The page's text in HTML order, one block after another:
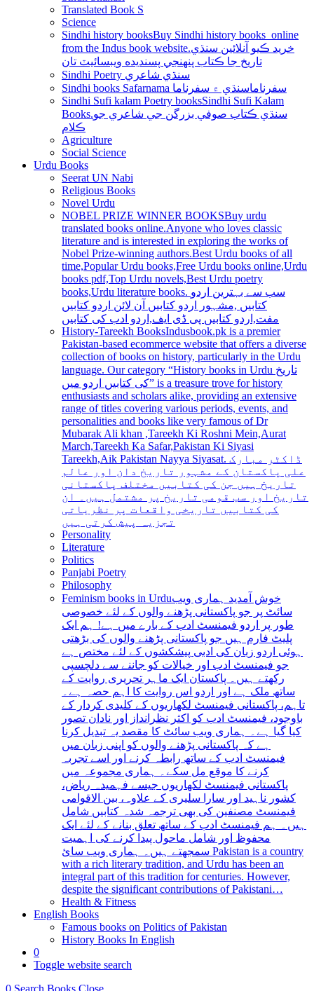
Translated Book S
Science
Sindhi history booksBuy Sindhi history books online
from the Indus book website.خريد ڪيو آنلائين سنڌي
تاريخ جا ڪتاب پنھنجي پسنديده ويبسائيٽ تان
Sindhi Poetry سنڌي شاعري
Sindhi books Safarnama سفرناماسنڌي ۾ سفرناما
Sindhi Sufi kalam Poetry booksSindhi Sufi Kalam
Books.سنڌي ڪتاب صوفي بزرگن جي شاعري جو
ڪلام
Agriculture
Social Science
Urdu Books
Seerat UN Nabi
Religious Books
Novel Urdu
NOBEL PRIZE WINNER BOOKSBuy urdu
translated books online.Anyone who loves classic
literature and is interested in exploring the works of
Nobel Prize-winning authors.Best Urdu books of all
time,Popular Urdu books,Free Urdu books online,Urdu
books pdf,Top Urdu novels,Best Urdu poetry
books,Urdu literature books. سب سے بہترین اردو
کتابیں ,مشہور اردو کتابیں آن لائن اردو کتابیں
مفت,اردو کتابیں پی ڈی ایف,اردو ادب کی کتابیں
History-Tareekh BooksIndusbook.pk is a premier
Pakistan-based ecommerce website that offers a diverse
collection of books on history, particularly in the Urdu
language. Our category “History books in Urdu تاریخ
کی کتابیں اردو میں” is a treasure trove for history
enthusiasts and scholars alike, providing an extensive
range of titles covering various periods, events, and
personalities and books like very famous of Dr
Mubarak Ali khan ,Tareekh Ki Roshni Mein,Aurat
March,Tareekh Ka Safar,Pakistan Ki Siyasi
Tareekh,Aik Pakistan Nayya Siyasat. ڈاکٹر مبارک
علی پاکستان کے مشہور تاریخ دان اور عالم
تاریخ ہیں جن کی کتابیں مختلف پاکستانی
تاریخ اور سب قومی تاریخ پر مشتمل ہیں۔ ان
کی کتابیں تاریخی واقعات پر نظریاتی
تجزیہ پیش کرتی ہیں
Personality
Literature
Politics
Panjabi Poetry
Philosophy
Feminism books in Urduخوش آمدید ہماری ویب
سائٹ پر جو پاکستانی پڑھنے والوں کے لئے خصوصی
طور پر اردو فیمنسٹ ادب کے بارے میں ہے! ہم ایک
پلیٹ فارم ہیں جو پاکستانی پڑھنے والوں کی بڑھتی
ہوئی اردو زبان کی ادبی پیشکشوں کے لئے مختص ہے
جو فیمنسٹ ادب اور خیالات کو جاننے سے دلچسپی
رکھتے ہیں۔ پاکستان ایک ماہر تحریری روایت کے
ساتھ ملک ہے اور اردو اس روایت کا اہم حصہ ہے۔
تاہم، پاکستانی فیمنسٹ لکھاریوں کے کلیدی کردار کے
باوجود، فیمنسٹ ادب کو اکثر نظرانداز اور نادان تصور
کیا گیا ہے۔ ہماری ویب سائٹ کا مقصد یہ تبدیل کرنا
ہے کہ پاکستانی پڑھنے والوں کو اپنی زبان میں
فیمنسٹ ادب کے ساتھ رابطہ کرنے اور اسے تجربہ
کرنے کا موقع مل سکے۔ ہماری مجموعہ میں
پاکستانی فیمنسٹ لکھاریوں جیسے فہمیدہ ریاض،
کشور ناہید اور سارا سلیری کے علاوہ، بین الاقوامی
فیمنسٹ مصنفین کی بھی ترجمہ شدہ کتابیں شامل
ہیں۔ ہم فیمنسٹ ادب کے ساتھ تعلق بنانے کے لئے ایک
محفوظ اور شامل ماحول پیدا کرنے کی اہمیت
سمجھتے ہیں۔ ہماری ویب سائ Pakistan is a country
with a rich literary tradition, and Urdu has been an
integral part of this tradition for centuries. However,
despite the significant contributions of Pakistani…
Health & Fitness
English Books
Famous books on Politics of Pakistan
History Books In English
0
Toggle website search
0 Search Books Close